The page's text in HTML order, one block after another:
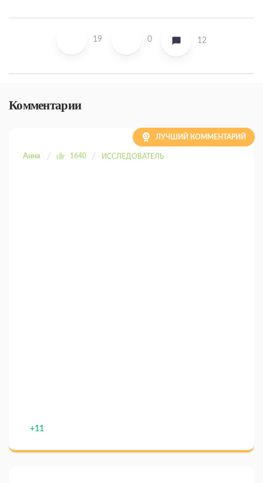
19 0 12
Комментарии
Анна 1640 ИССЛЕДОВАТЕЛЬ
ЛУЧШИЙ КОММЕНТАРИЙ
+11